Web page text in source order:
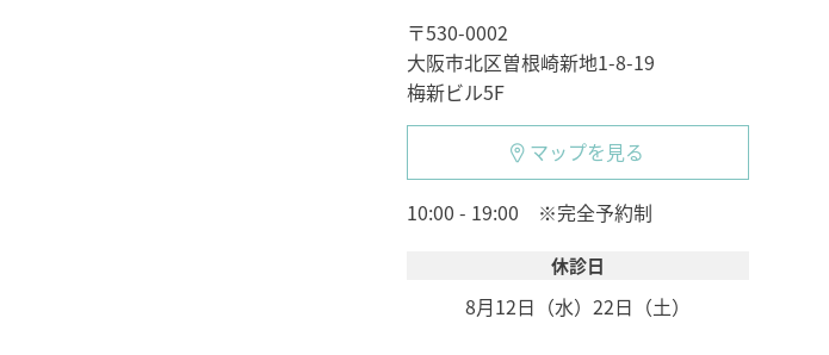
〒530-0002
大阪市北区曽根崎新地1-8-19
梅新ビル5F
マップを見る
10:00 - 19:00 ※完全予約制
休診日
8月12日（水） 22日（土）